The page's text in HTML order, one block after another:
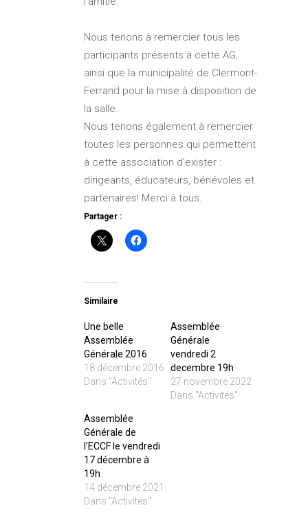
Nous tenons à remercier tous les
participants présents à cette AG,
ainsi que la municipalité de Clermont-
Ferrand pour la mise à disposition de
la salle.
Nous tenons également à remercier
toutes les personnes qui permettent
à cette association d’exister :
dirigeants, éducateurs, bénévoles et
partenaires! Merci à tous.
Partager :
Similaire
Une belle
Assemblée
Générale 2016
18 décembre 2016
Dans "Activités"
Assemblée
Générale
vendredi 2
decembre 19h
27 novembre 2022
Dans "Activités"
Assemblée
Générale de
l’ECCF le vendredi
17 décembre à
19h
14 décembre 2021
Dans "Activités"